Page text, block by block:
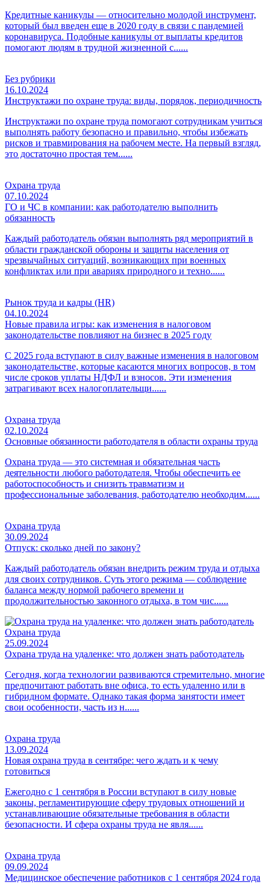
Кредитные каникулы — относительно молодой инструмент,
который был введен еще в 2020 году в связи с пандемией
коронавируса. Подобные каникулы от выплаты кредитов
помогают людям в трудной жизненной с......
Без рубрики
16.10.2024
Инструктажи по охране труда: виды, порядок, периодичность
Инструктажи по охране труда помогают сотрудникам учиться
выполнять работу безопасно и правильно, чтобы избежать
рисков и травмирования на рабочем месте. На первый взгляд,
это достаточно простая тем......
Охрана труда
07.10.2024
ГО и ЧС в компании: как работодателю выполнить
обязанность
Каждый работодатель обязан выполнять ряд мероприятий в
области гражданской обороны и защиты населения от
чрезвычайных ситуаций, возникающих при военных
конфликтах или при авариях природного и техно......
Рынок труда и кадры (HR)
04.10.2024
Новые правила игры: как изменения в налоговом
законодательстве повлияют на бизнес в 2025 году
С 2025 года вступают в силу важные изменения в налоговом
законодательстве, которые касаются многих вопросов, в том
числе сроков уплаты НДФЛ и взносов. Эти изменения
затрагивают всех налогоплательщи......
Охрана труда
02.10.2024
Основные обязанности работодателя в области охраны труда
Охрана труда — это системная и обязательная часть
деятельности любого работодателя. Чтобы обеспечить ее
работоспособность и снизить травматизм и
профессиональные заболевания, работодателю необходим......
Охрана труда
30.09.2024
Отпуск: сколько дней по закону?
Каждый работодатель обязан внедрить режим труда и отдыха
для своих сотрудников. Суть этого режима — соблюдение
баланса между нормой рабочего времени и
продолжительностью законного отдыха, в том чис......
Охрана труда
25.09.2024
Охрана труда на удаленке: что должен знать работодатель
Сегодня, когда технологии развиваются стремительно, многие
предпочитают работать вне офиса, то есть удаленно или в
гибридном формате. Однако такая форма занятости имеет
свои особенности, часть из н......
Охрана труда
13.09.2024
Новая охрана труда в сентябре: чего ждать и к чему
готовиться
Ежегодно с 1 сентября в России вступают в силу новые
законы, регламентирующие сферу трудовых отношений и
устанавливающие обязательные требования в области
безопасности. И сфера охраны труда не явля......
Охрана труда
09.09.2024
Медицинское обеспечение работников с 1 сентября 2024 года